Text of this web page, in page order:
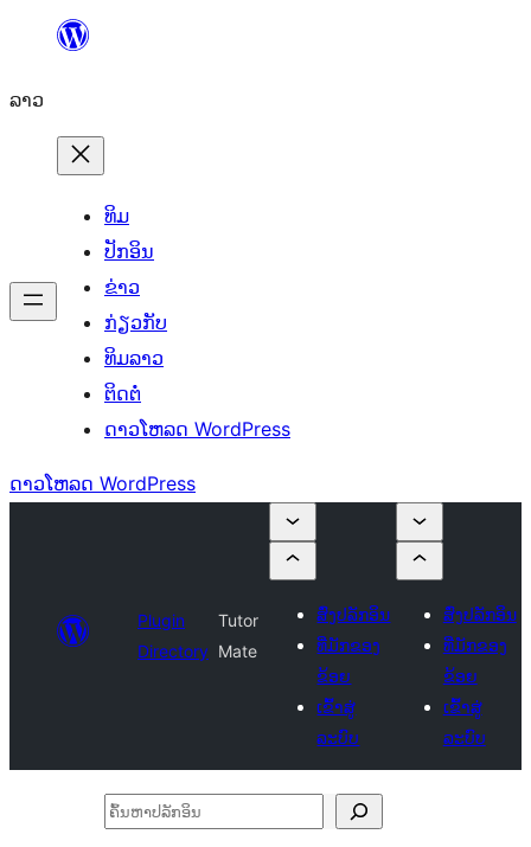
ທີ່
ເນື້ອຫາ
ລາວ
ທິມ
ປັກອິນ
ຂ່າວ
ກ່ຽວກັບ
ທິມລາວ
ຕິດຕໍ່
ດາວໂຫລດ WordPress
ດາວໂຫລດ WordPress
Plugin
Directory
Tutor
Mate
ສົ່ງປລັກອິນ
ທີ່ມັກຂອງ
ຂ້ອຍ
ເຂົ້າສູ່
ລະບົບ
ສົ່ງປລັກອິນ
ທີ່ມັກຂອງ
ຂ້ອຍ
ເຂົ້າສູ່
ລະບົບ
ຄົ້ນ